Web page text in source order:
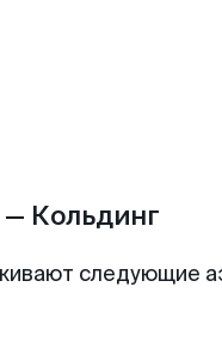
Кольдинг
следующие